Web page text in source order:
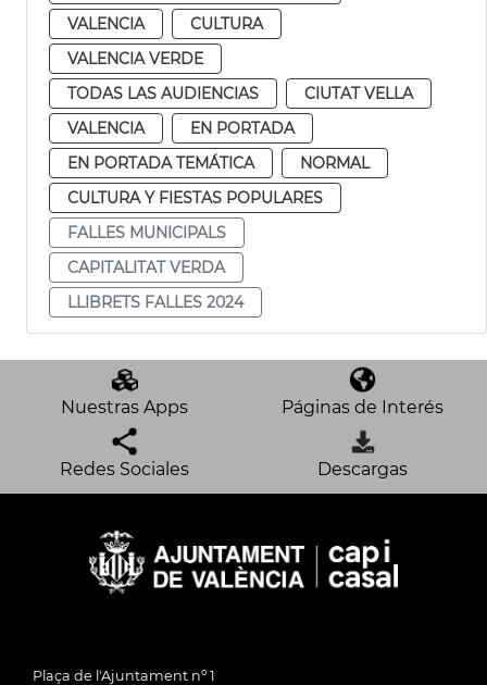
VALENCIA
CULTURA
VALENCIA VERDE
TODAS LAS AUDIENCIAS
CIUTAT VELLA
VALENCIA
EN PORTADA
EN PORTADA TEMÁTICA
NORMAL
CULTURA Y FIESTAS POPULARES
FALLES MUNICIPALS
CAPITALITAT VERDA
LLIBRETS FALLES 2024
Nuestras Apps Páginas de Interés
Redes Sociales Descargas
Plaça de l'Ajuntament nº 1